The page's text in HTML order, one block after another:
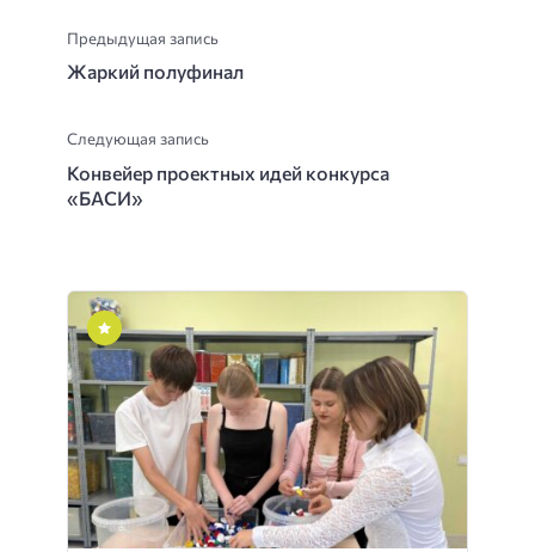
Предыдущая запись
Жаркий полуфинал
Следующая запись
Конвейер проектных идей конкурса
«БАСИ»